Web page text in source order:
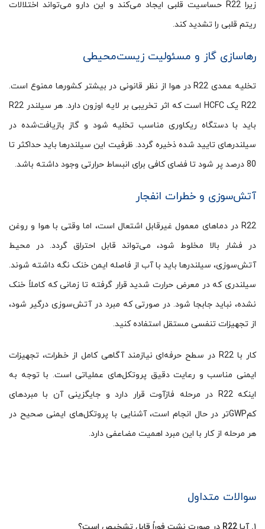
زیرا R22 حساسیت قلبی ایجاد می‌کند و این دارو می‌تواند اختلالات
ریتم قلبی را تشدید کند.
رهاسازی گاز و مسئولیت زیست‌محیطی
تخلیه عمدی R22 در هوا از نظر قانونی در بیشتر کشورها ممنوع است.
R22 یک HCFC است که اثر تخریبی بر لایه اوزون دارد. هر سیلندر R22
باید با دستگاه ریکاوری مناسب تخلیه شود و گاز بازیافت‌شده در
سیلندرهای تایید شده ذخیره گردد. ظرفیت این سیلندرها باید حداکثر تا
80 درصد پر شود تا فضای کافی برای انبساط حرارتی وجود داشته باشد.
آتش‌سوزی و خطرات انفجار
R22 در دماهای معمول غیرقابل اشتعال است، اما وقتی با هوا و روغن
در فشار بالا مخلوط شود، می‌تواند قابل احتراق گردد. در محیط
آتش‌سوزی، سیلندرها باید با آب از فاصله ایمن خنک نگه داشته شوند.
سیلندری که در معرض حرارت شدید قرار گرفته تا زمانی که کاملاً خنک
نشده، نباید جابجا شود. در صورتی که مبرد در آتش‌سوزی درگیر شود،
از تجهیزات تنفسی مستقل استفاده کنید.
کار با R22 در سطح حرفه‌ای نیازمند آگاهی کامل از خطرات، تجهیزات
ایمنی مناسب و رعایت دقیق پروتکل‌های عملیاتی است. با توجه به
اینکه R22 در مرحله فازآوت قرار دارد و جایگزینی آن با مبردهای
کم‌GWP‌تر در حال انجام است، آشنایی با پروتکل‌های ایمنی صحیح در
هر مرحله از کار با این مبرد اهمیت مضاعفی دارد.
سوالات متداول